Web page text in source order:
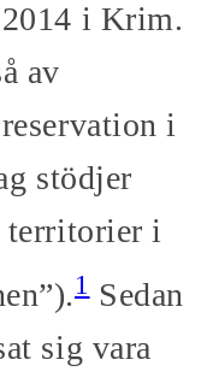
2014 i Krim.
av
i
stödjer
territorier i
1 Sedan
sig vara